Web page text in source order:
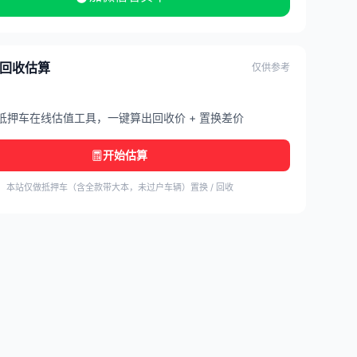
收估算 仅供参考
押车在线估值工具，一键算出回收价 + 置换差价
开始估算
本站仅做抵押车（含全款带大本，未过户车辆）置换 / 回收